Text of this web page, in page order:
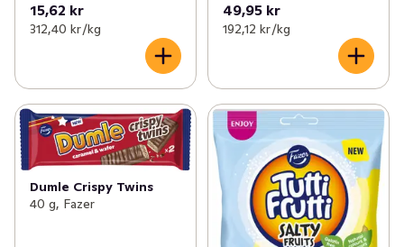
15,62 kr
312,40 kr /kg
49,95 kr
192,12 kr /kg
Dumle Crispy Twins
40 g, Fazer